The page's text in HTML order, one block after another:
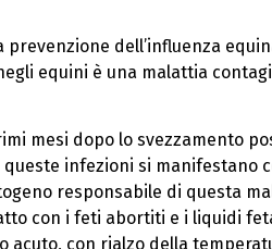
dell’influenza
equini è una malattia
mesi dopo lo svezzamento
infezioni si manifestano
responsabile di questa
con i feti abortiti e i liquidi
con rialzo della